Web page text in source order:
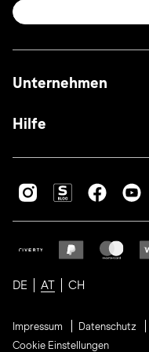
Unternehmen
Hilfe
DE AT CH
Impressum Datenschutz
Cookie Einstellungen